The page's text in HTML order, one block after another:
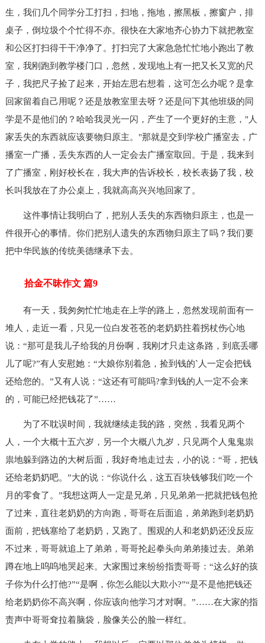
生，我们几个同学分工打扫，扫地，拖地，擦黑板，擦窗户，排
桌子，倒垃圾个个忙得不亦。很快在大家地齐心协力下就把教室
和公区打扫得干干净净了。打扫完了大家急急忙忙地小跑出了教
室，我刚跑到教学楼门口，忽然，发现地上有一把又长又宽的尺
子，我把尺子捡了起来，开始左思右想着，这可怎么办呢？是拿
回家留着自己用呢？还是放教室里去呀？还是问下其他班级的同
学是不是他们的？哈哈我灵光一闪，产生了一个更好的主意，"人
家丢失的东西就应该要物归原主。"那就是交到学校广播室去，广
播室一广播，丢失东西的人一定会去广播室取回。于是，我来到
了广播室，刚好校长在，我大声的告诉校长，校长表扬了我，校
长叫我放在了办公桌上，我就高高兴兴地回家了。
这件事情让我明白了，把别人丢失的东西物归原主，也是一
件很开心的事情。你们把别人遗失的东西物归原主了吗？我们要
把中华民族的传统美德继承下去。
拾金不昧作文 篇9
有一天，我匆匆忙忙地走在上学的路上，忽然发现前面有一
堆人，走近一看，只见一位白发苍苍的老奶奶拄着拐杖伤心地
说：“那可是我儿子给我的月份啊，我刚才只走这条路，到底丢哪
儿了呢?”有人安慰她：“大娘你别着急，捡到钱的`人一定会把钱
还给您的。”又有人说：“这还有可能吗?拿到钱的人一定不会来
的，可能已经把钱花了”……
为了不耽误时间，我就继续走我的路，突然，我看见两个
人，一个大概十五六岁，另一个大概八九岁，只见两个人鬼鬼祟
祟地躲到路边的大树后面，我好奇地走过去，小的说：“哥，把钱
还给老奶奶吧。”大的说：“你说什么，这五百块钱够我们吃一个
月的零食了。”我想这两人一定是兄弟，只见弟弟一把就把钱包抢
了过来，直往老奶奶的方向跑，哥哥在后面追，弟弟跑到老奶奶
面前，把钱塞给了老奶奶，又跑了。围观的人和老奶奶还没反应
不过来，哥哥就追上了弟弟，哥哥抡起拳头向弟弟揍过去。弟弟
蹲在地上呜呜地哭起来。大家围过来纷纷指责哥哥：“这么好的孩
子你为什么打他?”“是啊，你怎么能以大欺小?”“是不是他把钱还
给老奶奶你不高兴啊，你应该向他学习才对啊。”……在大家的指
责声中哥哥耷拉着脑袋，脸像关公的脸一样红。